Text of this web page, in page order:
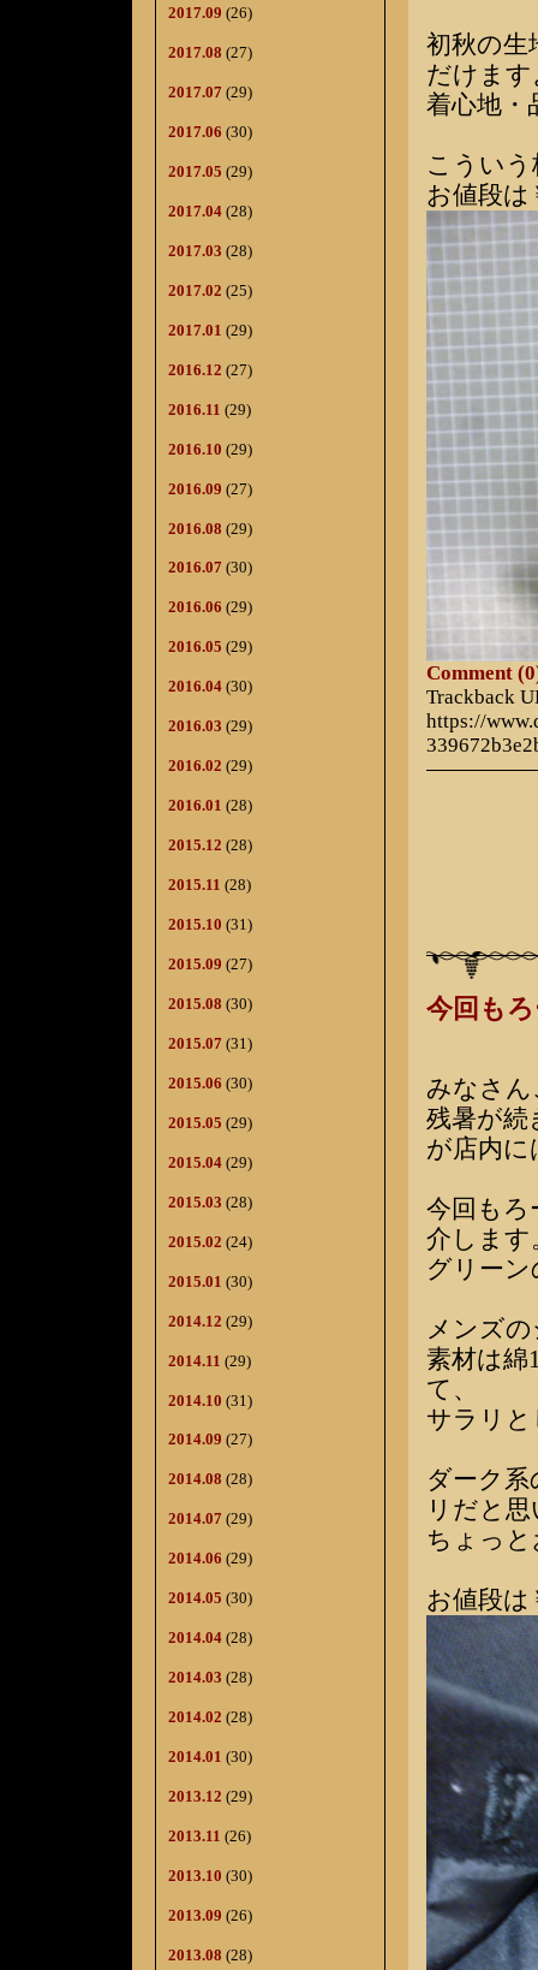
2017.09 (26)
2017.08 (27)
2017.07 (29)
2017.06 (30)
2017.05 (29)
2017.04 (28)
2017.03 (28)
2017.02 (25)
2017.01 (29)
2016.12 (27)
2016.11 (29)
2016.10 (29)
2016.09 (27)
2016.08 (29)
2016.07 (30)
2016.06 (29)
2016.05 (29)
2016.04 (30)
2016.03 (29)
2016.02 (29)
2016.01 (28)
2015.12 (28)
2015.11 (28)
2015.10 (31)
2015.09 (27)
2015.08 (30)
2015.07 (31)
2015.06 (30)
2015.05 (29)
2015.04 (29)
2015.03 (28)
2015.02 (24)
2015.01 (30)
2014.12 (29)
2014.11 (29)
2014.10 (31)
2014.09 (27)
2014.08 (28)
2014.07 (29)
2014.06 (29)
2014.05 (30)
2014.04 (28)
2014.03 (28)
2014.02 (28)
2014.01 (30)
2013.12 (29)
2013.11 (26)
2013.10 (30)
2013.09 (26)
2013.08 (28)
初秋の生
だけます
着心地・
こうい
お値段は
Comment
Trackback
https://
今回も
みなさ
残暑が続
が店内
今回もろ
介します
グリー
メンズ
素材は綿
て、
サラリ
ダーク
リだと
ちょっ
お値段は